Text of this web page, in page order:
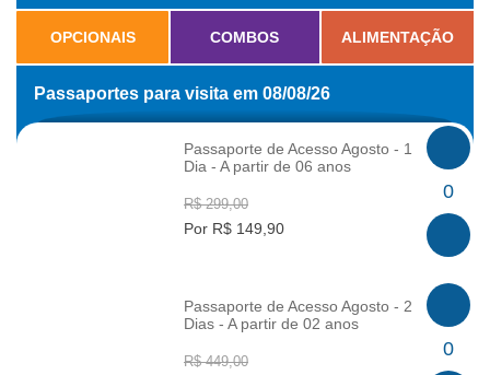
OPCIONAIS COMBOS ALIMENTAÇÃO
Passaportes para visita em 08/08/26
Passaporte de Acesso Agosto - 1
Dia - A partir de 06 anos
R$ 299,00
Por R$ 149,90
0
Passaporte de Acesso Agosto - 2
Dias - A partir de 02 anos
R$ 449,00
0